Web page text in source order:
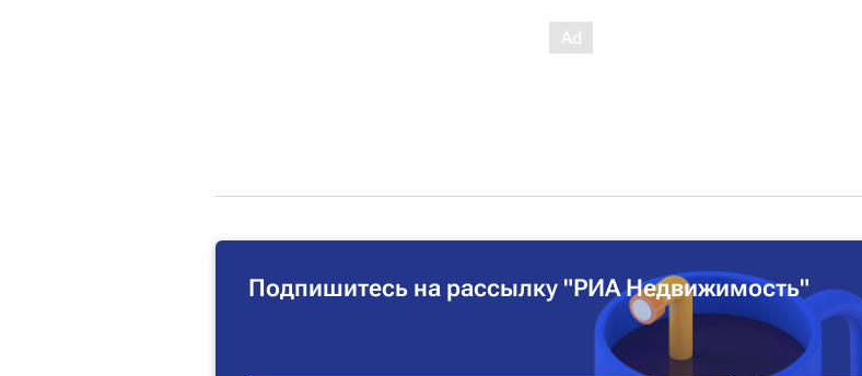
Подпишитесь на рассылку "РИА Недвижимость"